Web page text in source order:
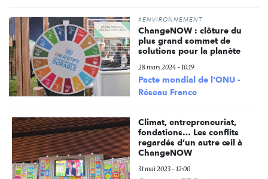
#ENVIRONNEMENT
ChangeNOW : clôture du
plus grand sommet de
solutions pour la planète
28 mars 2024 - 10:19
Pacte mondial de l'ONU -
Réseau France
Climat, entrepreneuriat,
fondations… Les conflits
regardés d’un autre œil à
ChangeNOW
31 mai 2023 - 12:00